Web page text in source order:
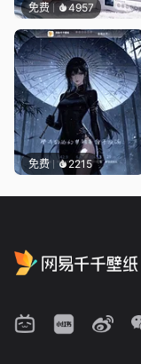
免费 4957
免费 2215